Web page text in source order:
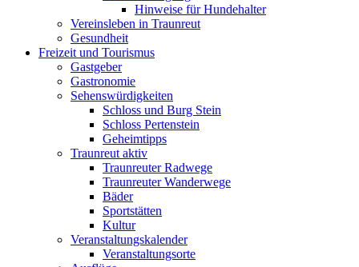
Hinweise für Hundehalter
Vereinsleben in Traunreut
Gesundheit
Freizeit und Tourismus
Gastgeber
Gastronomie
Sehenswürdigkeiten
Schloss und Burg Stein
Schloss Pertenstein
Geheimtipps
Traunreut aktiv
Traunreuter Radwege
Traunreuter Wanderwege
Bäder
Sportstätten
Kultur
Veranstaltungskalender
Veranstaltungsorte